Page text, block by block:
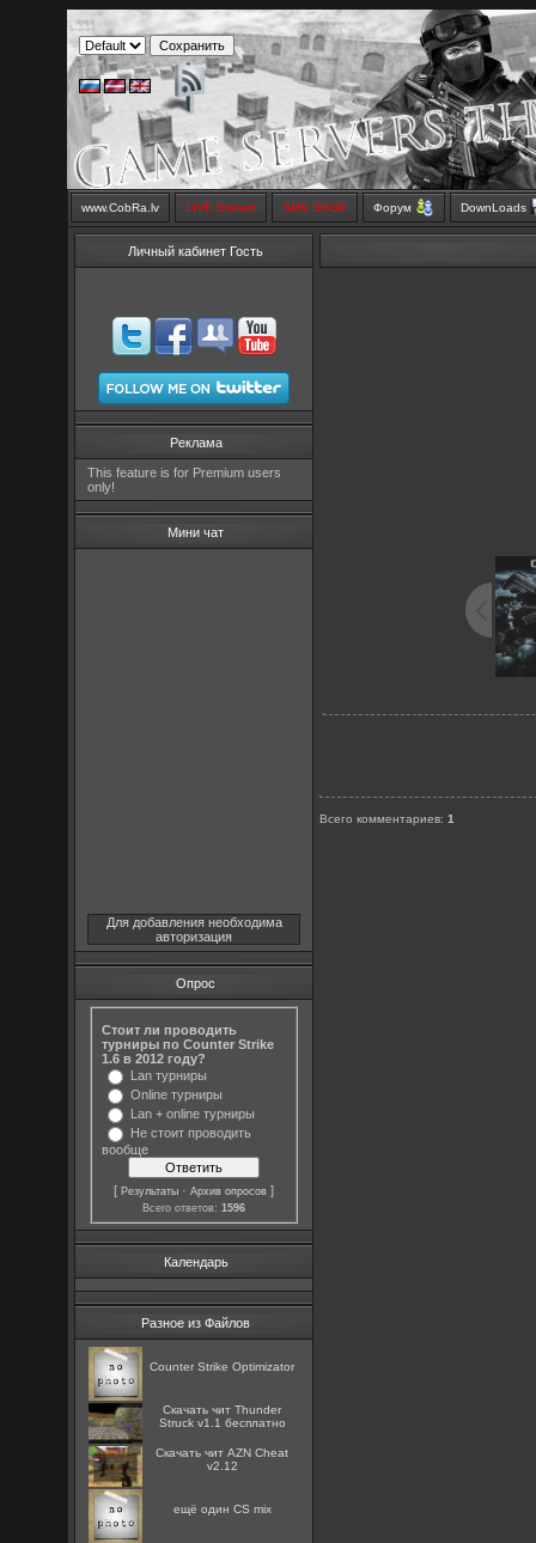
www.CobRa.lv LIVE Stream SMS SHOP Форум DownLoads
Личный кабинет Гость
Реклама
This feature is for Premium users
only!
Мини чат
Для добавления необходима
авторизация
Опрос
Стоит ли проводить
турниры по Counter Strike
1.6 в 2012 году?
Lan турниры
Online турниры
Lan + online турниры
Не стоит проводить
вообще
[Результаты ·Архив опросов ]
Всего ответов:1596
Календарь
Разное из Файлов
Counter Strike Optimizator
Скачать чит Thunder
Struck v1.1 бесплатно
Скачать чит AZN Cheat
v2.12
ещё один CS mix
Всего комментариев:1